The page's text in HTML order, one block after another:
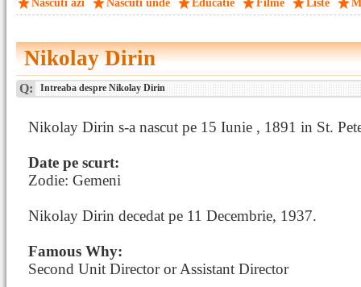
Nascuti azi Nascuti unde Educatie Filme Liste
Nikolay Dirin
Q: Intreaba despre Nikolay Dirin
Nikolay Dirin s-a nascut pe 15 Iunie , 1891 in St.
Date pe scurt:
Zodie: Gemeni
Nikolay Dirin decedat pe 11 Decembrie, 1937.
Famous Why:
Second Unit Director or Assistant Director